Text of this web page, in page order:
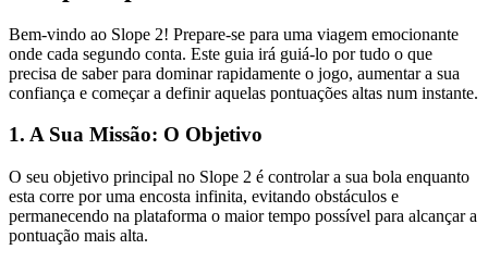
Bem-vindo ao Slope 2! Prepare-se para uma viagem emocionante
onde cada segundo conta. Este guia irá guiá-lo por tudo o que
precisa de saber para dominar rapidamente o jogo, aumentar a sua
confiança e começar a definir aquelas pontuações altas num instante.
1. A Sua Missão: O Objetivo
O seu objetivo principal no Slope 2 é controlar a sua bola enquanto
esta corre por uma encosta infinita, evitando obstáculos e
permanecendo na plataforma o maior tempo possível para alcançar a
pontuação mais alta.